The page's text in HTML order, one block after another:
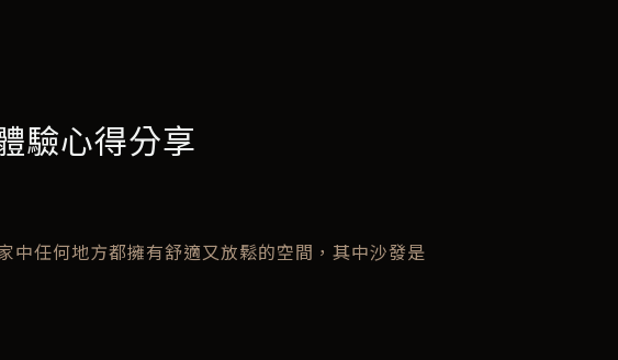
驗心得分享
中任何地方都擁有舒適又放鬆的空間，其中沙發是